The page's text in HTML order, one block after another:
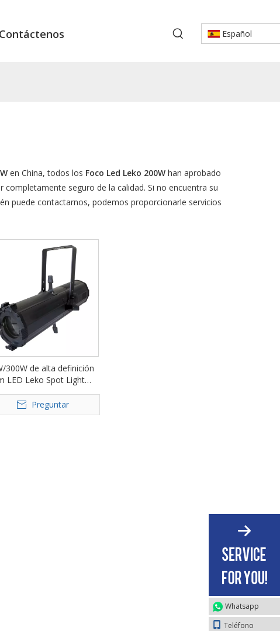
Contáctenos Español
en China, todos los Foco Led Leko 200W han aprobado
seguro de la calidad. Si no encuentra su
puede contactarnos, podemos proporcionarle servicios
300W de alta definición
LED Leko Spot Light
Preguntar
Whatsapp
Teléfono